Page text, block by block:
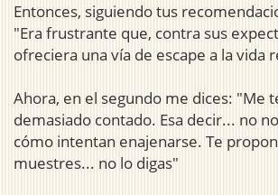
Entonces, siguiendo tus
"Era frustrante que, contra sus
ofreciera una vía de escape a la vida
Ahora, en el segundo me dices: "Me
demasiado contado. Esa decir... no
cómo intentan enajenarse. Te
muestres... no lo digas"